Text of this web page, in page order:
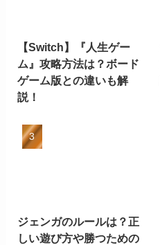
【Switch】『人生ゲー
ム』攻略方法は？ボード
ゲーム版との違いも解
説！
ジェンガのルールは？正
しい遊び方や勝つための